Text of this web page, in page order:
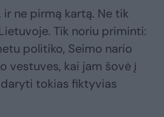
ir ne pirmą kartą. Ne tik
Tik noriu priminti:
politiko, Seimo nario
vestuves, kai jam šovė į
tokias fiktyvias